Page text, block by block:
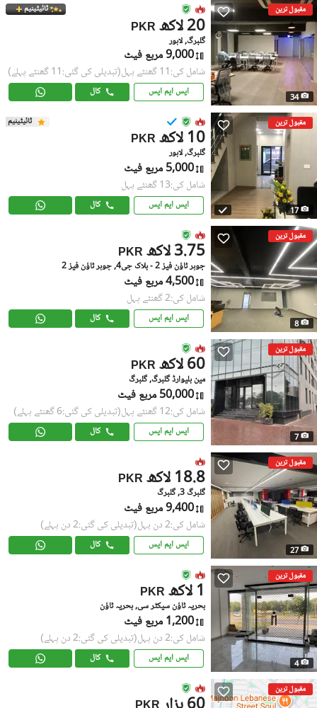
مقبول ترین
34
ٹائیٹینیم
PKR 20 لاکھ
گلبرگ, لاہور
9,000 مربع فیٹ
شامل کی:11 گھنٹے پہل (تبدیلی کی گئی:11 گھنٹے پہلے)
ایس ایم ایس کال
مقبول ترین
17
ٹائیٹینیم
PKR 10 لاکھ
گلبرگ, لاہور
5,000 مربع فیٹ
شامل کی:13 گھنٹے پہل
ایس ایم ایس کال
مقبول ترین
8
PKR 3.75 لاکھ
جوہر ٹاؤن فیز 2 - بلاک جی4, جوہر ٹاؤن فیز 2
4,500 مربع فیٹ
شامل کی:2 گھنٹے پہل
ایس ایم ایس کال
مقبول ترین
7
PKR 60 لاکھ
مین بلیوارڈ گلبرگ, گلبرگ
50,000 مربع فیٹ
شامل کی:12 گھنٹے پہل (تبدیلی کی گئی:6 گھنٹے پہلے)
ایس ایم ایس کال
مقبول ترین
27
PKR 18.8 لاکھ
گلبرگ 3, گلبرگ
9,400 مربع فیٹ
شامل کی:2 دن پہل (تبدیلی کی گئی:2 دن پہلے)
ایس ایم ایس کال
مقبول ترین
4
PKR 1 لاکھ
بحریہ ٹاؤن سیکٹر سی, بحریہ ٹاؤن
1,200 مربع فیٹ
شامل کی:2 دن پہل (تبدیلی کی گئی:2 دن پہلے)
ایس ایم ایس کال
مقبول ترین